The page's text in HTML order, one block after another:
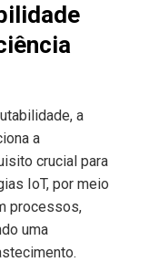
a
a
crucial para
IoT, por meio
processos,
uma